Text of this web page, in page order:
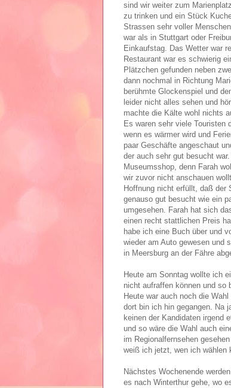
sind wir weiter zum
zu trinken und ein Stück
Strassen sehr voller
war als in Stuttgart oder
Einkaufstag. Das Wetter war
Restaurant war es schwierig
Plätzchen gefunden neben
dann nochmal in Richtung
berühmte Glockenspiel und
leider nicht alles sehen und
machte die Kälte wohl nichts
Es waren sehr viele Touristen
wenn es wärmer wird und
paar Geschäfte angeschaut
der auch sehr gut besucht
Museumsshop, denn Farah
wir zuvor nicht anschauen
Hoffnung nicht erfüllt, daß der
genauso gut besucht wie ein
umgesehen. Farah hat sich
einen recht stattlichen Preis
habe ich eine Buch über und
wieder am Auto gewesen und
in Meersburg an der Fähre
Heute am Sonntag wollte ich
nicht aufraffen können und so
Heute war auch noch die
dort bin ich hin gegangen. Na
keinen der Kandidaten irgend
und so wäre die Wahl auch
im Regionalfernsehen
weiß ich jetzt, wen ich wählen
Nächstes Wochenende
es nach Winterthur gehe, wo